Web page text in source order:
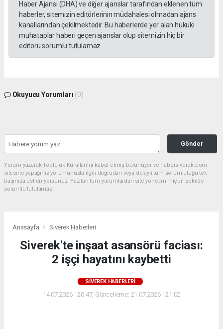
Haber Ajansı (DHA) ve diğer ajanslar tarafından eklenen tüm
haberler, sitemizin editörlerinin müdahalesi olmadan ajans
kanallarından çekilmektedir. Bu haberlerde yer alan hukuki
muhataplar haberi geçen ajanslar olup sitemizin hiç bir
editörü sorumlu tutulamaz...
Okuyucu Yorumları (0)
Gönder
Yorum yazarak Topluluk Kuralları’nı kabul etmiş bulunuyor ve habersiverek.com
sitesine yaptığınız yorumunuzla ilgili doğrudan veya dolaylı tüm sorumluluğu tek
başınıza üstleniyorsunuz. Yazılan tüm yorumlardan site yönetimi hiçbir şekilde
sorumlu tutulamaz.
Anasayfa Siverek Haberleri
Siverek'te inşaat asansörü faciası:
2 işçi hayatını kaybetti
SIVEREK HABERLERI
14.07.2026 - 20:47, Güncelleme: 21.07.2026 - 21:02